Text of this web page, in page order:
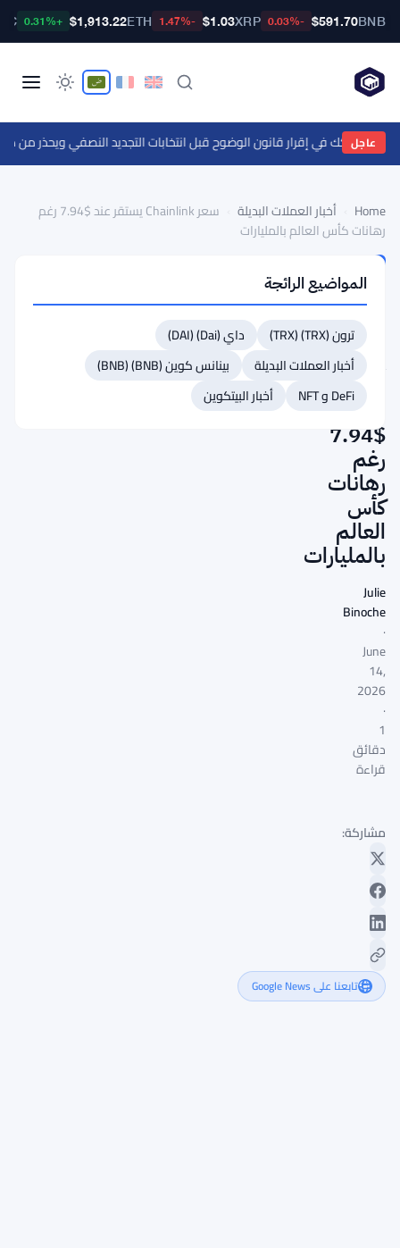
BNB
$591.70
-0.03%
XRP
$1.03
-1.47%
ETH
$1,913.22
+0.31%
عاجل
Home أخبار العملات البديلة
سعر Chainlink يستقر عند $7.94 رغم
رهانات كأس العالم بالمليارات
العملات
البديلة
سعر
Chainlink
يستقر
$7.94
رغم
رهانات
كأس
العالم
بالمليارات
Julie
Binoche
·
June
14,
2026
·
1
دقائق
قراءة
مشاركة:
تابعنا على Google News
المواضيع الرائجة
ترون (TRX) (TRX)
داي (Dai) (DAI)
أخبار العملات البديلة
بينانس كوين (BNB) (BNB)
DeFi و NFT
أخبار البيتكوين